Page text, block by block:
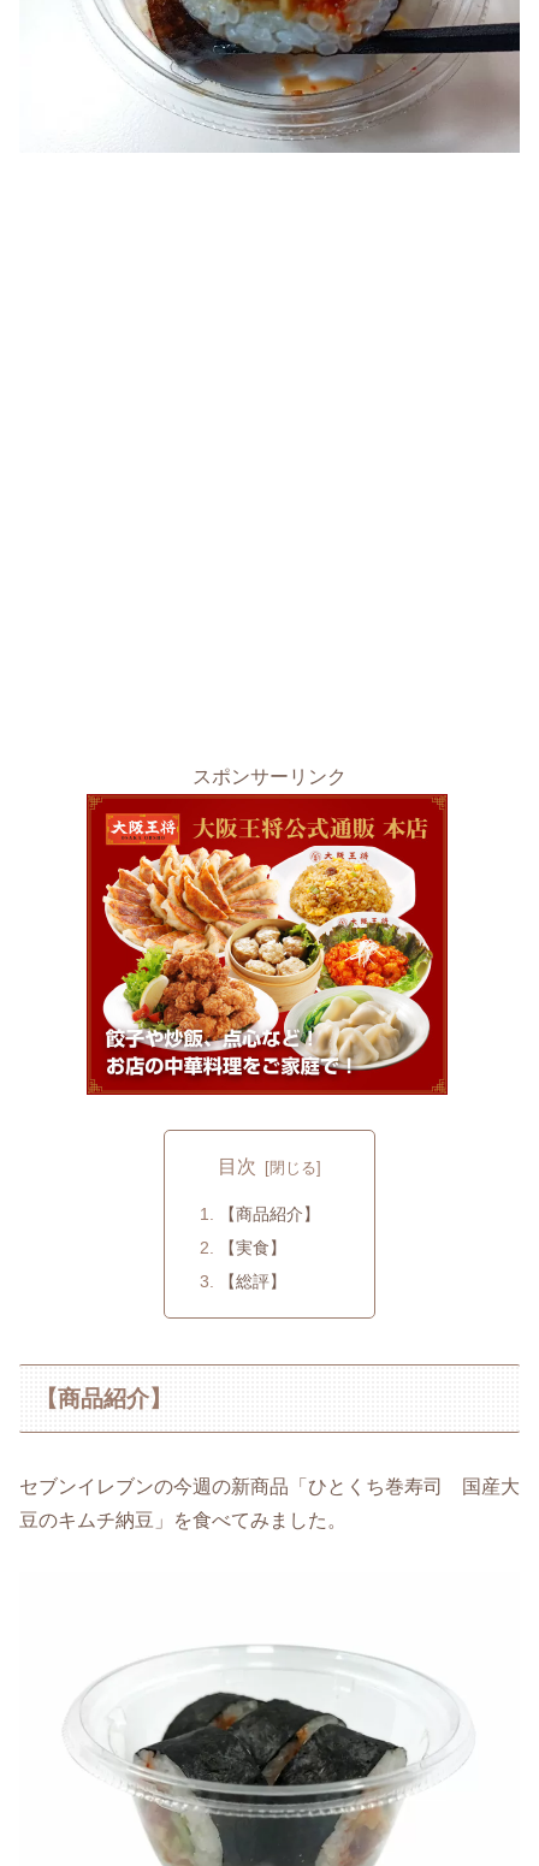
スポンサーリンク
目次
【商品紹介】
【実食】
【総評】
【商品紹介】
セブンイレブンの今週の新商品「ひとくち巻寿司 国産大
豆のキムチ納豆」を食べてみました。